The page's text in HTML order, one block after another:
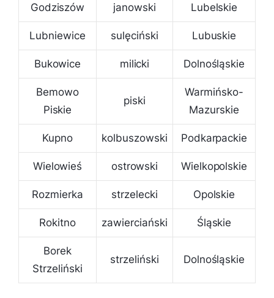
Godziszów janowski Lubelskie
Lubniewice sulęciński Lubuskie
Bukowice milicki Dolnośląskie
Bemowo
Piskie
piski
Warmińsko-
Mazurskie
Kupno kolbuszowski Podkarpackie
Wielowieś ostrowski Wielkopolskie
Rozmierka strzelecki Opolskie
Rokitno zawierciański Śląskie
Borek
Strzeliński
strzeliński Dolnośląskie